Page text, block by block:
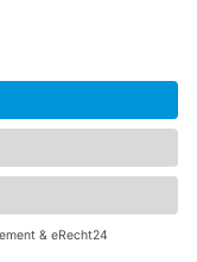
Gmain